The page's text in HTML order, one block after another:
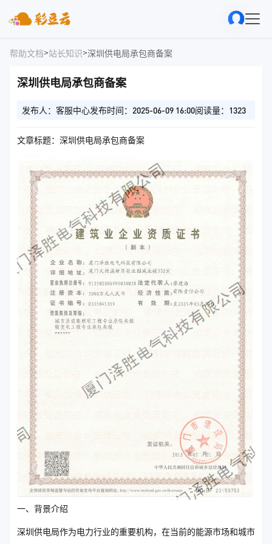
帮助文档>站长知识>深圳供电局承包商备案
深圳供电局承包商备案
发布人：客服中心发布时间：2025-06-09 16:00阅读量：1323
文章标题：深圳供电局承包商备案
一、背景介绍
深圳供电局作为电力行业的重要机构，在当前的能源市场和城市